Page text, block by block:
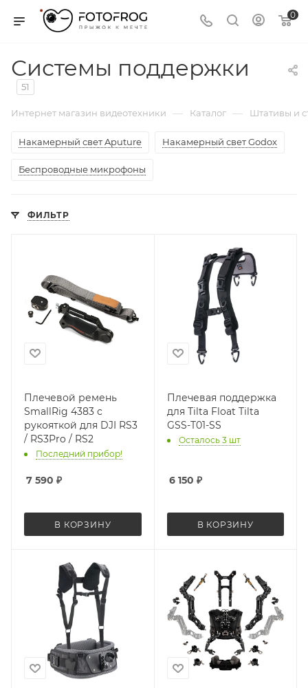
0
Системы поддержки
51
Интернет магазин видеотехники — Каталог — Штативы и
Накамерный свет Aputure Накамерный свет Godox
Беспроводные микрофоны
ФИЛЬТР
Плечевой ремень
SmallRig 4383 с
рукояткой для DJI RS3
/ RS3Pro / RS2
Последний прибор!
7 590 ₽
В КОРЗИНУ
Плечевая поддержка
для Tilta Float Tilta
GSS-T01-SS
Осталось 3 шт
6 150 ₽
В КОРЗИНУ